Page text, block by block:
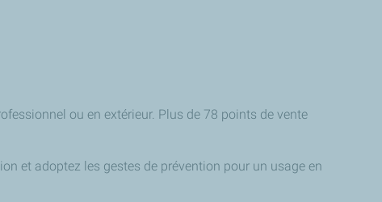
ou en extérieur. Plus de 78 points de vente
et adoptez les gestes de prévention pour un usage en